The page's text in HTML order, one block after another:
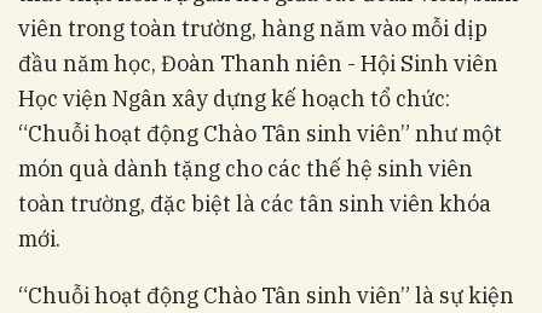
viên trong toàn trường, hàng năm vào mỗi dịp
đầu năm học, Đoàn Thanh niên - Hội Sinh viên
Học viện Ngân xây dựng kế hoạch tổ chức:
“Chuỗi hoạt động Chào Tân sinh viên” như một
món quà dành tặng cho các thế hệ sinh viên
toàn trường, đặc biệt là các tân sinh viên khóa
mới.
“Chuỗi hoạt động Chào Tân sinh viên” là sự kiện